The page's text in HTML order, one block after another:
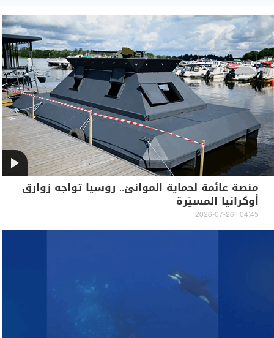
منصة عائمة لحماية الموانئ.. روسيا تواجه زوارق
أوكرانيا المسيّرة
04:45 | 2026-07-26